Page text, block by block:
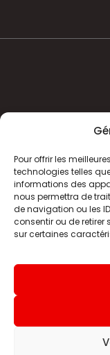
Pour offrir les
technologies telles
informations des
nous permettra de
de navigation ou les
consentir ou de
sur certaines
ACTUALITÉS
CLUB
BOUTIQUE